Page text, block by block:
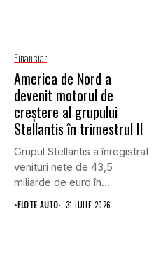
Financiar
America de Nord a
devenit motorul de
creștere al grupului
Stellantis în trimestrul II
Grupul Stellantis a înregistrat
venituri nete de 43,5
miliarde de euro în...
•FLOTE AUTO 31 IULIE 2026